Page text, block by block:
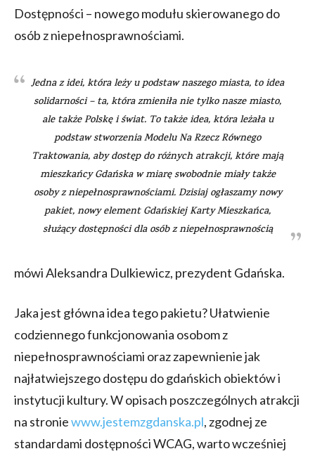
Dostępności – nowego modułu skierowanego do
osób z niepełnosprawnościami.
Jedna z idei, która leży u podstaw naszego miasta, to idea
solidarności – ta, która zmieniła nie tylko nasze miasto,
ale także Polskę i świat. To także idea, która leżała u
podstaw stworzenia Modelu Na Rzecz Równego
Traktowania, aby dostęp do różnych atrakcji, które mają
mieszkańcy Gdańska w miarę swobodnie miały także
osoby z niepełnosprawnościami. Dzisiaj ogłaszamy nowy
pakiet, nowy element Gdańskiej Karty Mieszkańca,
służący dostępności dla osób z niepełnosprawnością
mówi Aleksandra Dulkiewicz, prezydent Gdańska.
Jaka jest główna idea tego pakietu? Ułatwienie
codziennego funkcjonowania osobom z
niepełnosprawnościami oraz zapewnienie jak
najłatwiejszego dostępu do gdańskich obiektów i
instytucji kultury. W opisach poszczególnych atrakcji
na stroniewww.jestemzgdanska.pl, zgodnej ze
standardami dostępności WCAG, warto wcześniej